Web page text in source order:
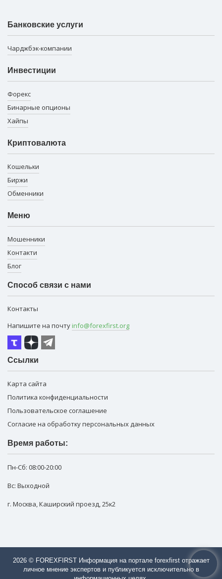
Банковские услуги
Чарджбэк-компании
Инвестиции
Форекс
Бинарные опционы
Хайпы
Криптовалюта
Кошельки
Биржи
Обменники
Меню
Мошенники
Контакти
Блог
Способ связи с нами
Контакты
Напишите на почту info@forexfirst.org
Ссылки
Карта сайта
Политика конфиденциальности
Пользовательское соглашение
Согласие на обработку персональных данных
Время работы:
Пн-Сб: 08:00-20:00
Вс: Выходной
г. Москва,Каширский проезд, 25к2
2026 © FOREXFIRST Информация на портале forexfirst отражает
личное мнение экспертов и публикуется исключительно в